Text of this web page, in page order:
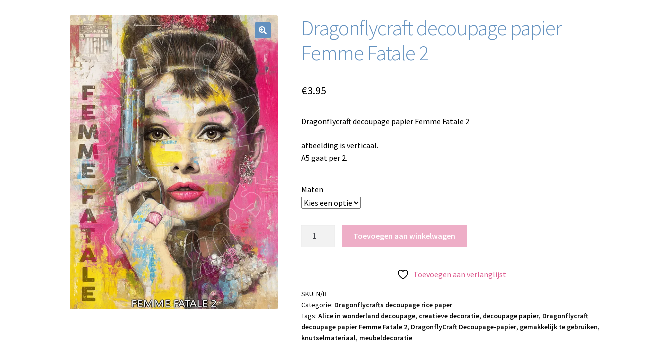
Dragonflycraft decoupage papier
Femme Fatale 2
€3.95
Dragonflycraft decoupage papier Femme Fatale 2
afbeelding is verticaal.
A5 gaat per 2.
Maten
2
aantal
Toevoegen aan winkelwagen
Toevoegen aan verlanglijst
SKU: N/B
Categorie: Dragonflycrafts decoupage rice paper
Tags: Alice in wonderland decoupage, creatieve decoratie, decoupage papier, Dragonflycraft
decoupage papier Femme Fatale 2, DragonflyCraft Decoupage-papier, gemakkelijk te gebruiken,
knutselmateriaal, meubeldecoratie